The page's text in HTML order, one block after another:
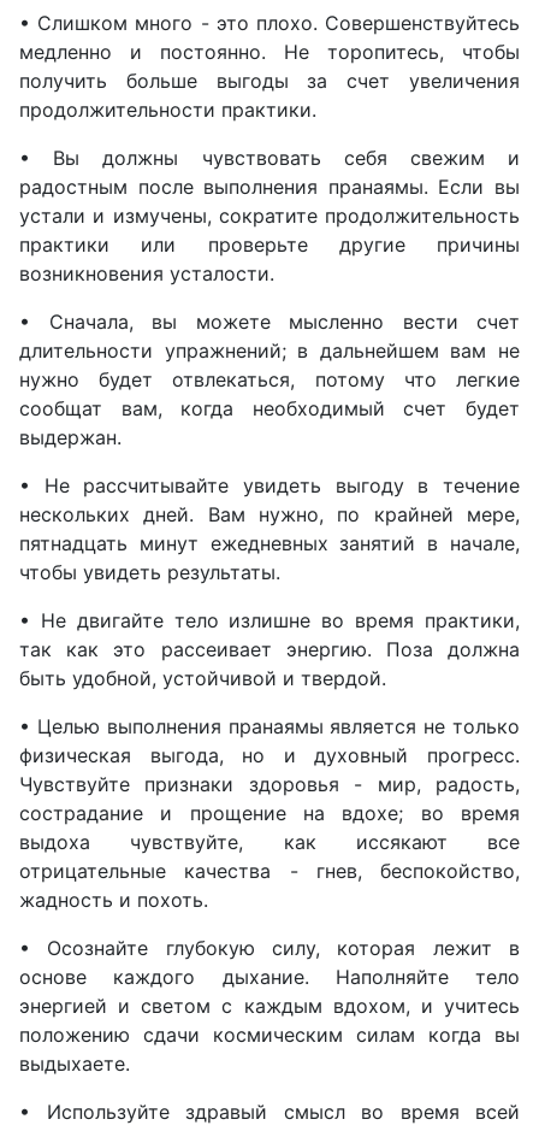
• Слишком много - это плохо. Совершенствуйтесь
медленно и постоянно. Не торопитесь, чтобы
получить больше выгоды за счет увеличения
продолжительности практики.
• Вы должны чувствовать себя свежим и
радостным после выполнения пранаямы. Если вы
устали и измучены, сократите продолжительность
практики или проверьте другие причины
возникновения усталости.
• Сначала, вы можете мысленно вести счет
длительности упражнений; в дальнейшем вам не
нужно будет отвлекаться, потому что легкие
сообщат вам, когда необходимый счет будет
выдержан.
• Не рассчитывайте увидеть выгоду в течение
нескольких дней. Вам нужно, по крайней мере,
пятнадцать минут ежедневных занятий в начале,
чтобы увидеть результаты.
• Не двигайте тело излишне во время практики,
так как это рассеивает энергию. Поза должна
быть удобной, устойчивой и твердой.
• Целью выполнения пранаямы является не только
физическая выгода, но и духовный прогресс.
Чувствуйте признаки здоровья - мир, радость,
сострадание и прощение на вдохе; во время
выдоха чувствуйте, как иссякают все
отрицательные качества - гнев, беспокойство,
жадность и похоть.
• Осознайте глубокую силу, которая лежит в
основе каждого дыхание. Наполняйте тело
энергией и светом с каждым вдохом, и учитесь
положению сдачи космическим силам когда вы
выдыхаете.
• Используйте здравый смысл во время всей